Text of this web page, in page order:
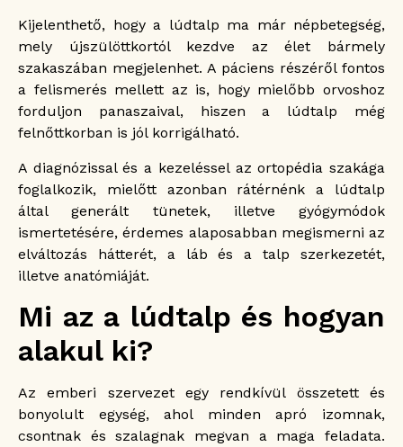
Lúdtalp tinédzserkorban
Lúdtalp felnőttkorban
A felnőttkori lúdtalp kezelése
Kijelenthető, hogy a lúdtalp ma már népbetegség,
mely újszülöttkortól kezdve az élet bármely
szakaszában megjelenhet. A páciens részéről fontos
a felismerés mellett az is, hogy mielőbb orvoshoz
forduljon panaszaival, hiszen a lúdtalp még
felnőttkorban is jól korrigálható.
A diagnózissal és a kezeléssel az ortopédia szakága
foglalkozik, mielőtt azonban rátérnénk a lúdtalp
által generált tünetek, illetve gyógymódok
ismertetésére, érdemes alaposabban megismerni az
elváltozás hátterét, a láb és a talp szerkezetét,
illetve anatómiáját.
Mi az a lúdtalp és hogyan
alakul ki?
Az emberi szervezet egy rendkívül összetett és
bonyolult egység, ahol minden apró izomnak,
csontnak és szalagnak megvan a maga feladata.